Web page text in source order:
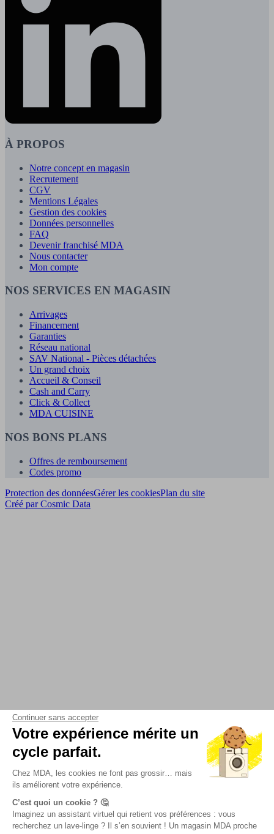
Continuer sans accepter
Votre expérience mérite un
cycle parfait.
Chez MDA, les cookies ne font pas grossir… mais
ils améliorent votre expérience.
C’est quoi un cookie ? 🤔
Imaginez un assistant virtuel qui retient vos préférences : vous
recherchez un lave-linge ? Il s’en souvient ! Un magasin MDA proche
À PROPOS
Notre concept en magasin
Recrutement
CGV
Mentions Légales
Gestion des cookies
Données personnelles
FAQ
Devenir franchisé MDA
Nous contacter
Mon compte
NOS SERVICES EN MAGASIN
Arrivages
Financement
Garanties
Réseau national
SAV National - Pièces détachées
Un grand choix
Accueil & Conseil
Cash and Carry
Click & Collect
MDA CUISINE
NOS BONS PLANS
Offres de remboursement
Codes promo
Protection des donnéesGérer les cookiesPlan du site
Créé par Cosmic Data